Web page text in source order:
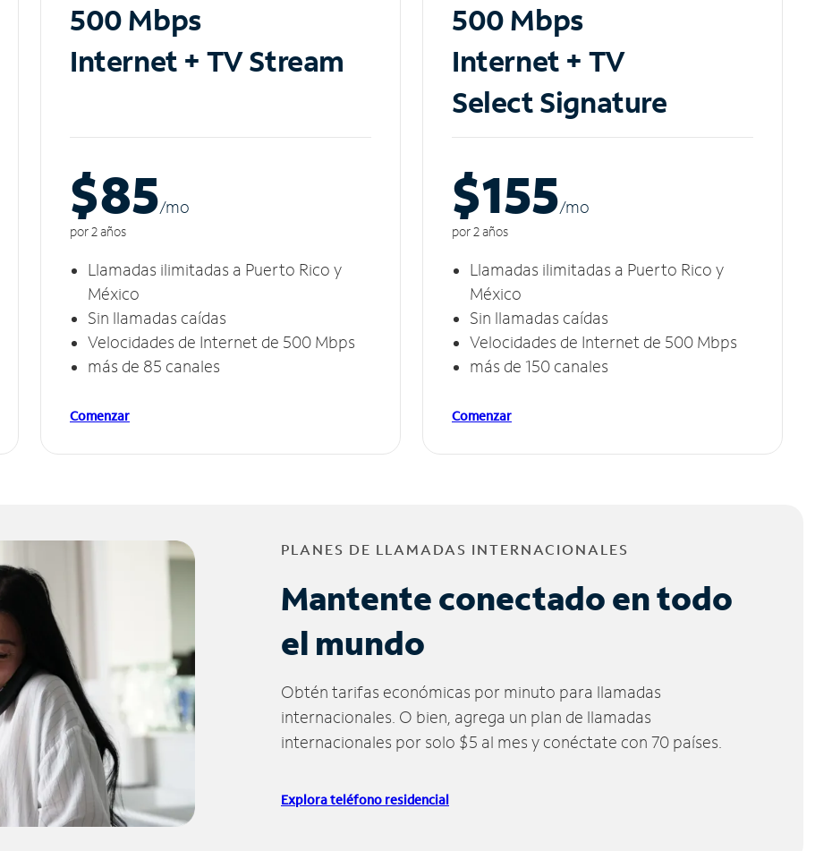
500 Mbps
Internet + TV Stream
$85/mo
por 2 años
Llamadas ilimitadas a Puerto Rico y
México
Sin llamadas caídas
Velocidades de Internet de 500 Mbps
más de 85 canales
Comenzar
500 Mbps
Internet + TV
Select Signature
$155/mo
por 2 años
Llamadas ilimitadas a Puerto Rico y
México
Sin llamadas caídas
Velocidades de Internet de 500 Mbps
más de 150 canales
Comenzar
PLANES DE LLAMADAS INTERNACIONALES
Mantente conectado en todo
el mundo
Obtén tarifas económicas por minuto para llamadas
internacionales. O bien, agrega un plan de llamadas
internacionales por solo $5 al mes y conéctate con 70 países.
Explora teléfono residencial